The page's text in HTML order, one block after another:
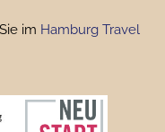
im Hamburg Travel